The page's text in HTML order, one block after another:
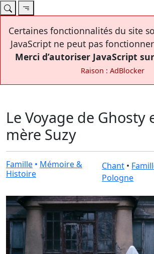
Certaines fonctionnalités du site
JavaScript ne peut pas
Merci d’autoriser JavaScript
Raison : AdBlocker
Le Voyage de Ghosty
mère Suzy
Famille • Mémoire &
Histoire
Chant •
Pologne